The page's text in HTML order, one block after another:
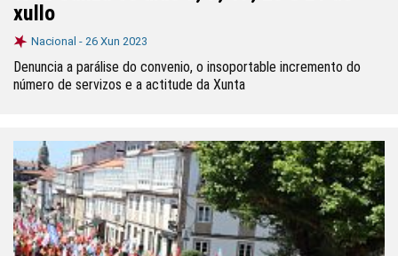
xullo
Nacional - 26 Xun 2023
Denuncia a parálise do convenio, o insoportable incremento do
número de servizos e a actitude da Xunta